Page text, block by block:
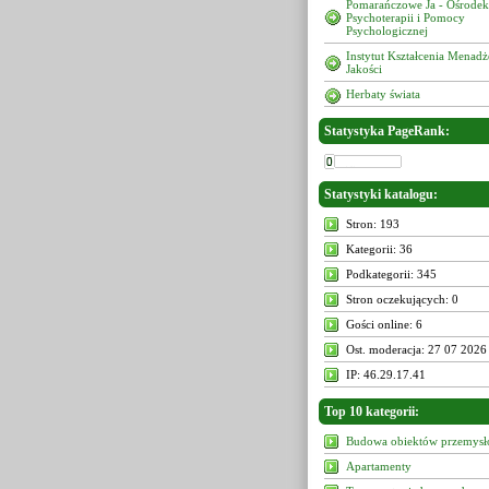
Pomarańczowe Ja - Ośrodek
Psychoterapii i Pomocy
Psychologicznej
Instytut Kształcenia
Jakości
Herbaty świata
Statystyka PageRank:
Statystyki katalogu:
Stron: 193
Kategorii: 36
Podkategorii: 345
Stron oczekujących: 0
Gości online: 6
Ost. moderacja: 27 07 2026
IP: 46.29.17.41
Top 10 kategorii:
Budowa obiektów
Apartamenty